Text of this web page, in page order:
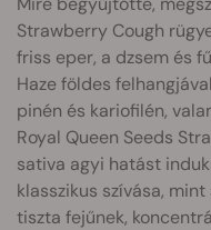
Strawberry Cough
friss eper, a dzsem és
Haze földes
pinén és kariofilén,
Royal Queen Seeds
sativa agyi hatást
klasszikus szívása,
tiszta fejűnek,